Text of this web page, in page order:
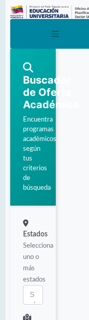
Buscador
de Oferta
Académica
Encuentra
programas
académicos
según
tus
criterios
de
búsqueda
Estados
Selecciona
uno o
más
estados